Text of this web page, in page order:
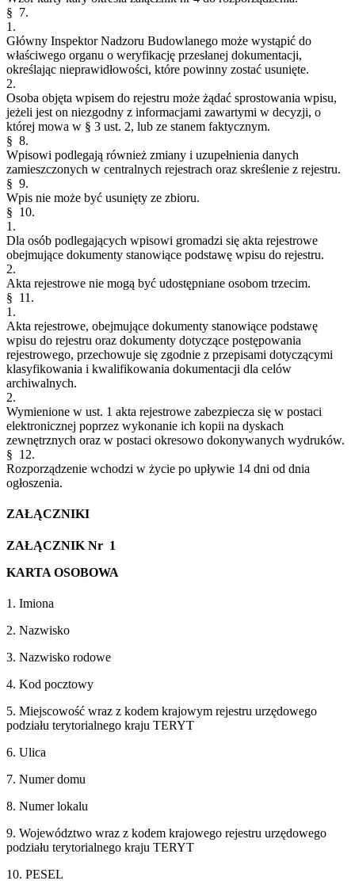
§ 7.
1.
Główny Inspektor Nadzoru Budowlanego może wystąpić do
właściwego organu o weryfikację przesłanej dokumentacji,
określając nieprawidłowości, które powinny zostać usunięte.
2.
Osoba objęta wpisem do rejestru może żądać sprostowania wpisu,
jeżeli jest on niezgodny z informacjami zawartymi w decyzji, o
której mowa w § 3 ust. 2, lub ze stanem faktycznym.
§ 8.
Wpisowi podlegają również zmiany i uzupełnienia danych
zamieszczonych w centralnych rejestrach oraz skreślenie z rejestru.
§ 9.
Wpis nie może być usunięty ze zbioru.
§ 10.
1.
Dla osób podlegających wpisowi gromadzi się akta rejestrowe
obejmujące dokumenty stanowiące podstawę wpisu do rejestru.
2.
Akta rejestrowe nie mogą być udostępniane osobom trzecim.
§ 11.
1.
Akta rejestrowe, obejmujące dokumenty stanowiące podstawę
wpisu do rejestru oraz dokumenty dotyczące postępowania
rejestrowego, przechowuje się zgodnie z przepisami dotyczącymi
klasyfikowania i kwalifikowania dokumentacji dla celów
archiwalnych.
2.
Wymienione w ust. 1 akta rejestrowe zabezpiecza się w postaci
elektronicznej poprzez wykonanie ich kopii na dyskach
zewnętrznych oraz w postaci okresowo dokonywanych wydruków.
§ 12.
Rozporządzenie wchodzi w życie po upływie 14 dni od dnia
ogłoszenia.
ZAŁĄCZNIKI
ZAŁĄCZNIK Nr 1
KARTA OSOBOWA
1. Imiona
2. Nazwisko
3. Nazwisko rodowe
4. Kod pocztowy
5. Miejscowość wraz z kodem krajowym rejestru urzędowego
podziału terytorialnego kraju TERYT
6. Ulica
7. Numer domu
8. Numer lokalu
9. Województwo wraz z kodem krajowego rejestru urzędowego
podziału terytorialnego kraju TERYT
10. PESEL